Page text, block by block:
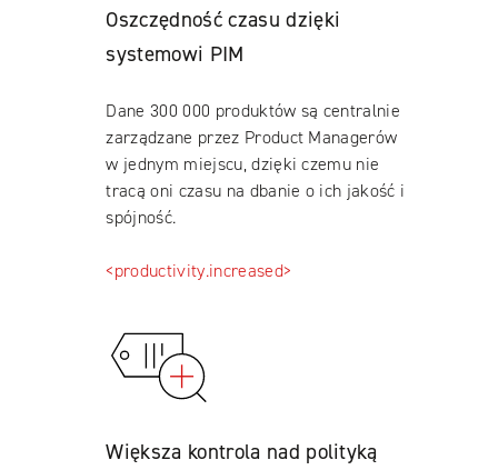
Oszczędność czasu dzięki
systemowi PIM
Dane 300 000 produktów są centralnie
zarządzane przez Product Managerów
w jednym miejscu, dzięki czemu nie
tracą oni czasu na dbanie o ich jakość i
spójność.
<productivity.increased>
Większa kontrola nad polityką